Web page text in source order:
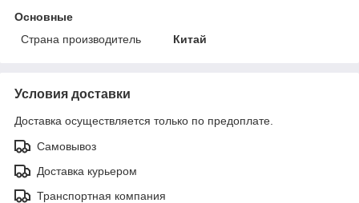
Основные
Страна производитель
Китай
Условия доставки
Доставка осуществляется только по предоплате.
Самовывоз
Доставка курьером
Транспортная компания